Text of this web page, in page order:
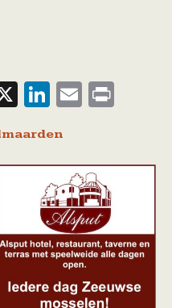
X LinkedIn
Email